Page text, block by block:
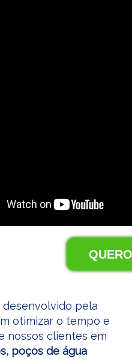
desenvolvido pela
otimizar o tempo e
nossos clientes em
poços de água